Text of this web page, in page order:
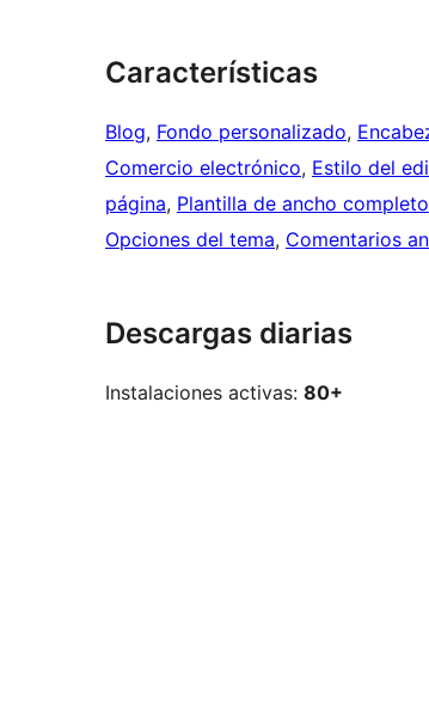
Características
Blog, Fondo personalizado,
Comercio electrónico, Estilo del
página, Plantilla de ancho completo
Opciones del tema, Comentarios
Descargas diarias
Instalaciones activas: 80+